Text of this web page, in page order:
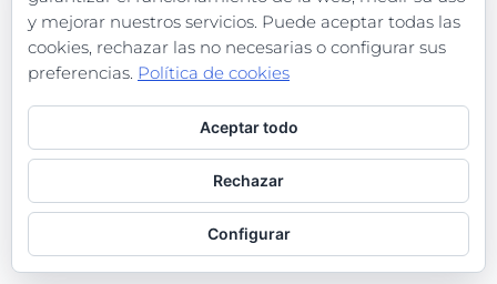
y mejorar nuestros servicios. Puede aceptar todas las
cookies, rechazar las no necesarias o configurar sus
preferencias. Política de cookies
Aceptar todo
Rechazar
Configurar